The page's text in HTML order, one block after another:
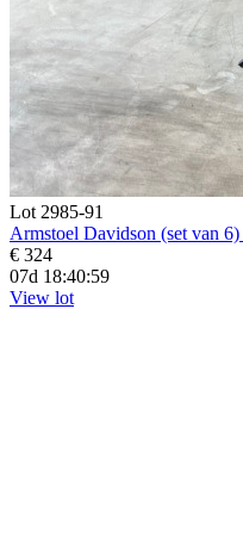
Lot 2985-91
Armstoel Davidson (set van
€ 324
07d 18:40:57
View lot